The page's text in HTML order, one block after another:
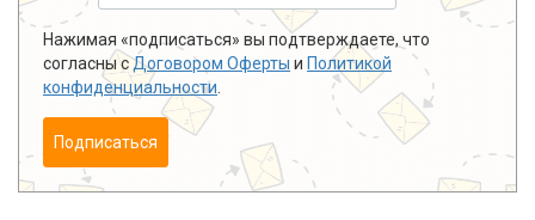
Нажимая «подписаться» вы подтверждаете, что
согласны сДоговором Оферты и Политикой
конфиденциальности
Подписаться